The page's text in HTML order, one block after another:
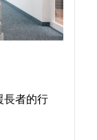
長者的行